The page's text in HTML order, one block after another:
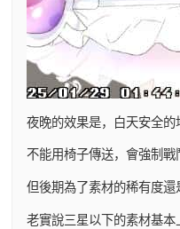
夜晚的效果是，白天安全
不能用椅子傳送，會強制
但後期為了素材的稀有度
老實說三星以下的素材基